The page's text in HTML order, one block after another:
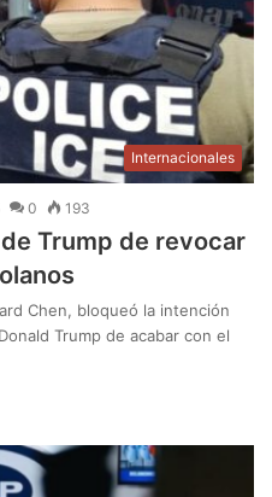
Internacionales
0 193
Trump de revocar
Chen, bloqueó la intención
Trump de acabar con el